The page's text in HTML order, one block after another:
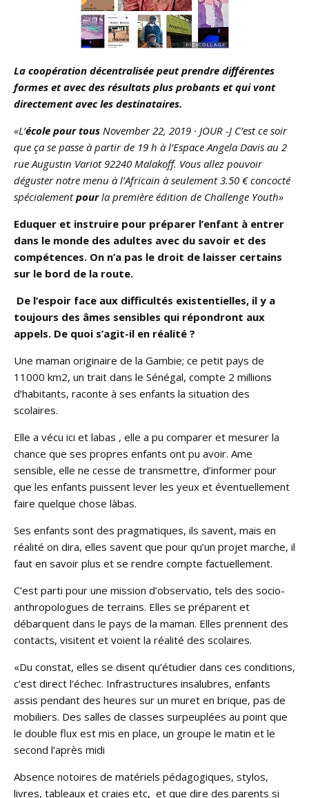
La coopération décentralisée peut prendre différentes
formes et avec des résultats plus probants et qui vont
directement avec les destinataires.
«L’école pour tous November 22, 2019 · JOUR -J C’est ce soir
que ça se passe à partir de 19 h à l’Espace Angela Davis au 2
rue Augustin Variot 92240 Malakoff. Vous allez pouvoir
déguster notre menu à l’Africain à seulement 3.50 € concocté
spécialementpourla première édition de Challenge Youth»
Eduquer et instruire pour préparer l’enfant à entrer
dans le monde des adultes avec du savoir et des
compétences. On n’a pas le droit de laisser certains
sur le bord de la route.
De l’espoir face aux difficultés existentielles, il y a
toujours des âmes sensibles qui répondront aux
appels. De quoi s’agit-il en réalité ?
Une maman originaire de la Gambie; ce petit pays de
11000 km2, un trait dans le Sénégal, compte 2 millions
d’habitants, raconte à ses enfants la situation des
scolaires.
Elle a vécu ici et labas , elle a pu comparer et mesurer la
chance que ses propres enfants ont pu avoir. Ame
sensible, elle ne cesse de transmettre, d’informer pour
que les enfants puissent lever les yeux et éventuellement
faire quelque chose làbas.
Ses enfants sont des pragmatiques, ils savent, mais en
réalité on dira, elles savent que pour qu’un projet marche, il
faut en savoir plus et se rendre compte factuellement.
C’est parti pour une mission d’observatio, tels des socio-
anthropologues de terrains. Elles se préparent et
débarquent dans le pays de la maman. Elles prennent des
contacts, visitent et voient la réalité des scolaires.
«Du constat, elles se disent qu’étudier dans ces conditions,
c’est direct l’échec. Infrastructures insalubres, enfants
assis pendant des heures sur un muret en brique, pas de
mobiliers. Des salles de classes surpeuplées au point que
le double flux est mis en place, un groupe le matin et le
second l’après midi
Absence notoires de matériels pédagogiques, stylos,
livres, tableaux et craies etc, et que dire des parents si